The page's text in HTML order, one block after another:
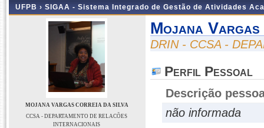
UFPB › SIGAA - Sistema Integrado de Gestão de Atividades
MOJANA VARGAS CORREIA DA SILVA
CCSA - DEPARTAMENTO DE RELACÕES
INTERNACIONAIS
Mojana
DRIN - CCSA -
Perfil Pessoal
Descrição
não informada